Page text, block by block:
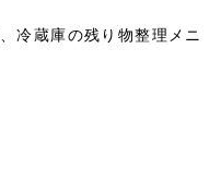
冷蔵庫の残り物整理メニ